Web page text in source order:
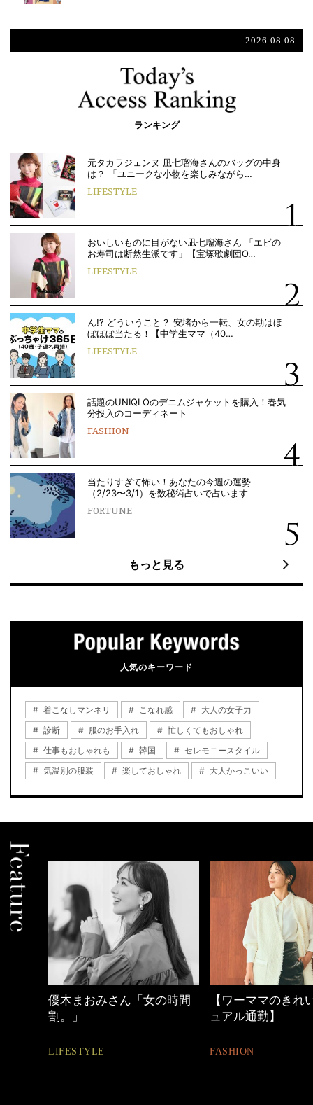
2026.08.08
ランキング
元タカラジェンヌ 凪七瑠海さんのバッグの中身
は？ 「ユニークな小物を楽しみながら…
LIFESTYLE
おいしいものに目がない凪七瑠海さん 「エビの
お寿司は断然生派です」【宝塚歌劇団O…
LIFESTYLE
ん!? どういうこと？ 安堵から一転、女の勘はほ
ぼほぼ当たる！【中学生ママ（40…
LIFESTYLE
話題のUNIQLOのデニムジャケットを購入！春気
分投入のコーディネート
FASHION
当たりすぎて怖い！あなたの今週の運勢
（2/23〜3/1）を数秘術占いで占います
FORTUNE
もっと見る
人気のキーワード
着こなしマンネリ こなれ感
大人の女子力
診断
服のお手入れ
忙しくてもおしゃれ
仕事もおしゃれも
韓国
セレモニースタイル
気温別の服装
楽しておしゃれ 大人かっこいい
【ワーママのきれいめカジ
ュアル通勤】
FASHION
心地よくいられる
とは
FASHION